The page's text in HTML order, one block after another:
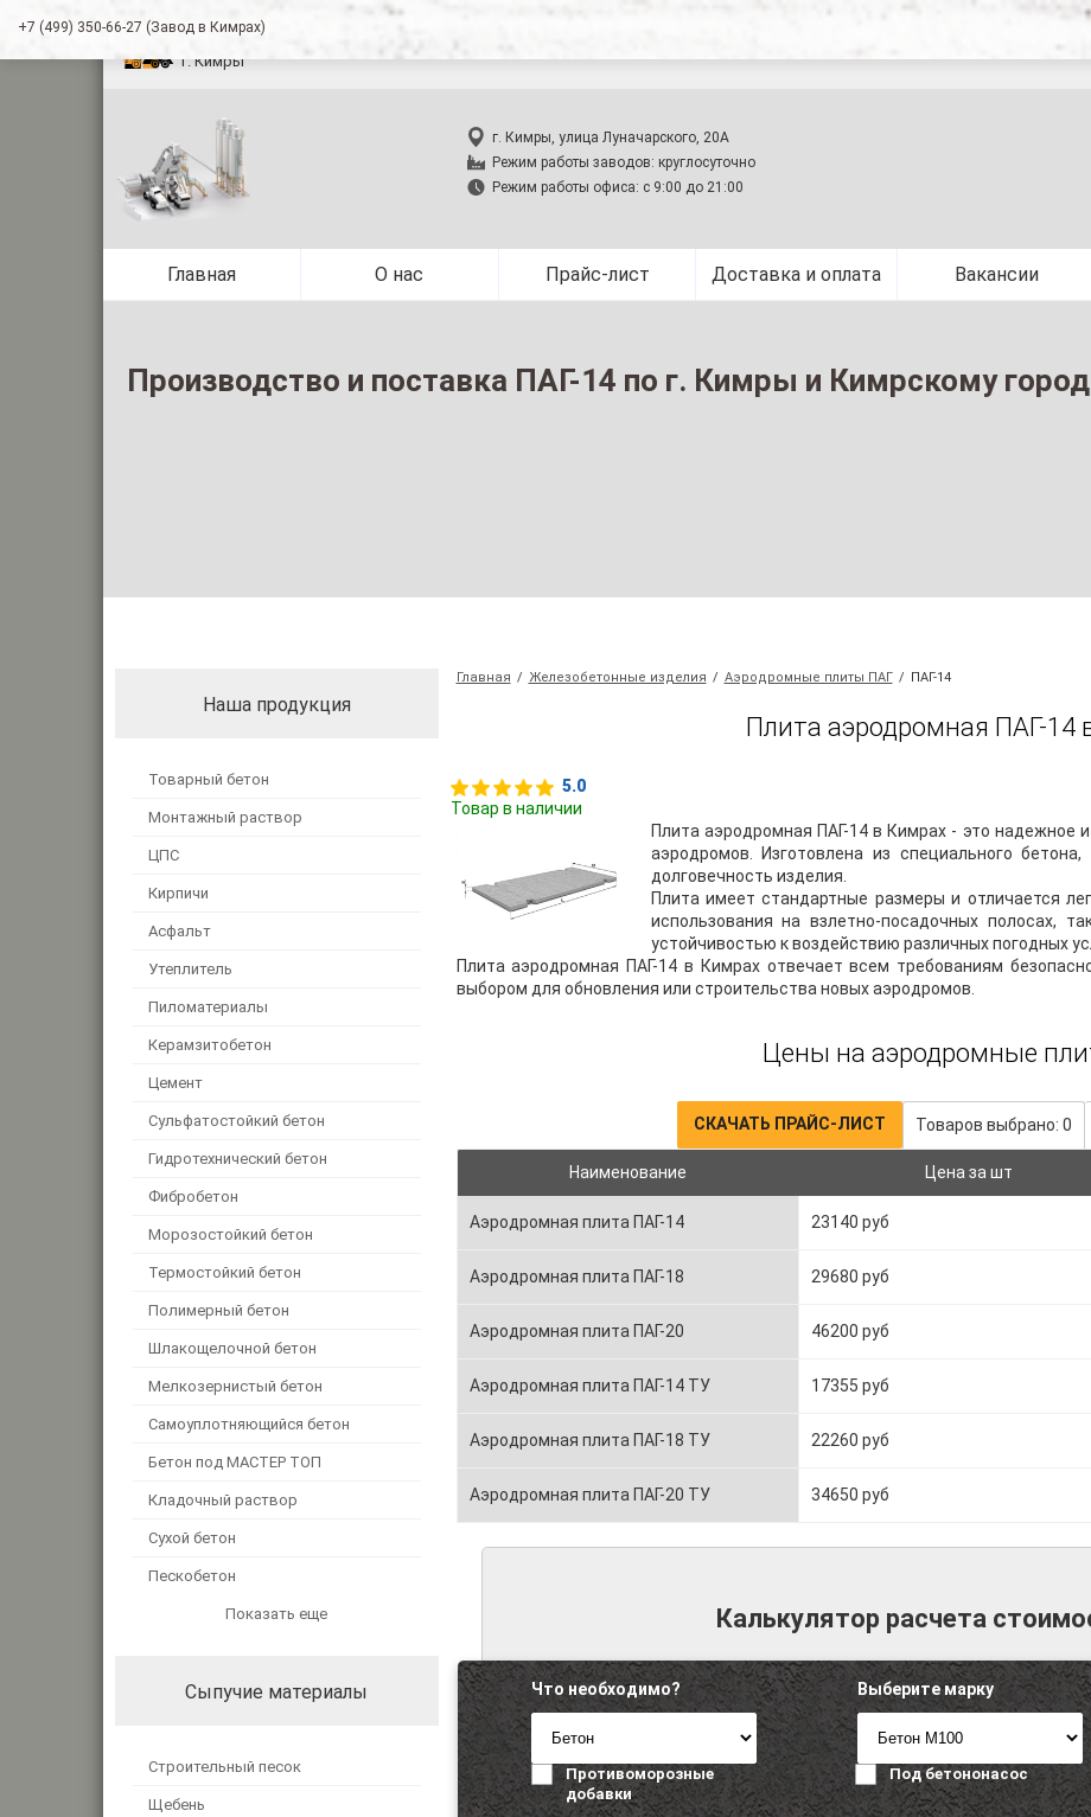
г. Кимры
Производство и поставка ПАГ-14 по г. Кимры и Кимрскому городскому округу
г. Кимры, улица Луначарского, 20А
Режим работы заводов: круглосуточно
Режим работы офиса: с 9:00 до 21:00
Главная О нас Прайс-лист Доставка и оплата Вакансии
Производство и поставка ПАГ-14 по г. Кимры и Кимрскому
+7 (499) 350-66-27 (Завод в Кимрах)
Наша продукция
Товарный бетон
Монтажный раствор
ЦПС
Кирпичи
Асфальт
Утеплитель
Пиломатериалы
Керамзитобетон
Цемент
Сульфатостойкий бетон
Гидротехнический бетон
Фибробетон
Морозостойкий бетон
Термостойкий бетон
Полимерный бетон
Шлакощелочной бетон
Мелкозернистый бетон
Самоуплотняющийся бетон
Бетон под МАСТЕР ТОП
Кладочный раствор
Сухой бетон
Пескобетон
Показать еще
Сыпучие материалы
Строительный песок
Щебень
Главная / Железобетонные изделия / Аэродромные плиты ПАГ / ПАГ-14
Плита аэродромная ПАГ-14
5.0
Товар в наличии
Плита аэродромная ПАГ-14 в Кимрах - это надежное
аэродромов. Изготовлена из специального
долговечность изделия.
Плита имеет стандартные размеры и отличается
использования на взлетно-посадочных полосах,
устойчивостью к воздействию различных погодных
Плита аэродромная ПАГ-14 в Кимрах отвечает всем требованиям
выбором для обновления или строительства новых аэродромов.
Цены на аэродромные
СКАЧАТЬ ПРАЙС-ЛИСТ Товаров выбрано: 0
Наименование Цена за шт
Аэродромная плита ПАГ-14 23140 руб
Аэродромная плита ПАГ-18 29680 руб
Аэродромная плита ПАГ-20 46200 руб
Аэродромная плита ПАГ-14 ТУ 17355 руб
Аэродромная плита ПАГ-18 ТУ 22260 руб
Аэродромная плита ПАГ-20 ТУ 34650 руб
Калькулятор расчета
Что необходимо? Выберите марку
Противоморозные
добавки
Под бетононасос